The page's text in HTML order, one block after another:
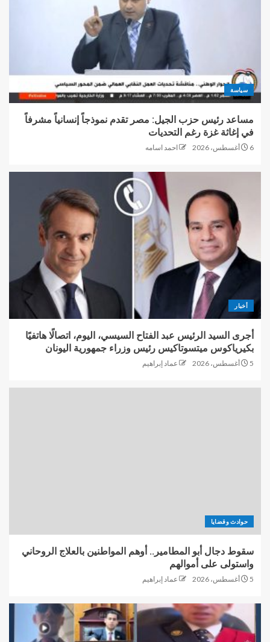
سياسة
مساعد رئيس حزب الجيل: مصر تقدم نموذجاً إنسانياً مشرفاً
في إغاثة غزة رغم التحديات
6 أغسطس، 2026 احمد اسامه
أخبار
أجرى السيد الرئيس عبد الفتاح السيسي، اليوم، اتصالًا هاتفيًا
بكيرياكوس ميتسوتاكيس رئيس وزراء جمهورية اليونان
5 أغسطس، 2026 عماد إبراهيم
حوادث وقضايا
سقوط دجال أبو المطامير.. أوهم المواطنين بالعلاج الروحاني
واستولى على أموالهم
5 أغسطس، 2026 عماد إبراهيم